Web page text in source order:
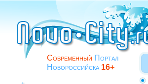
Современный Портал
Новороссийска 16+